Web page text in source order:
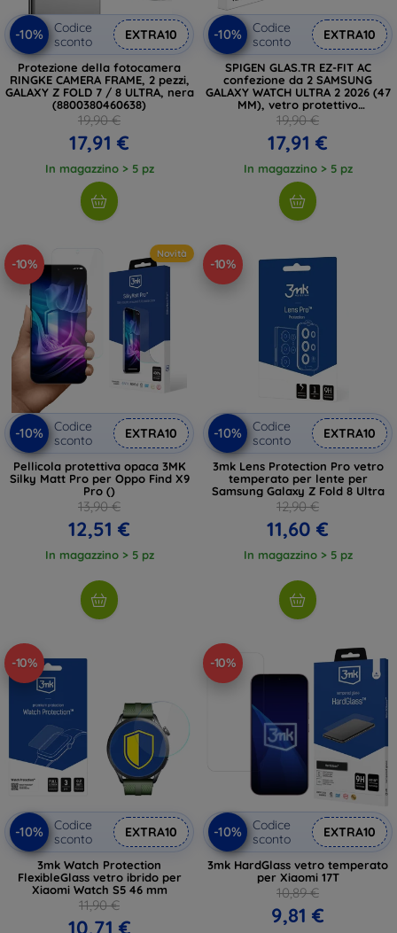
-10%
Codice
sconto
EXTRA10
Protezione della fotocamera
RINGKE CAMERA FRAME, 2 pezzi,
GALAXY Z FOLD 7 / 8 ULTRA, nera
(8800380460638)
19,90 €
17,91 €
In magazzino > 5 pz
-10%
Codice
sconto
EXTRA10
SPIGEN GLAS.TR EZ-FIT AC
confezione da 2 SAMSUNG
GALAXY WATCH ULTRA 2 2026 (47
MM), vetro protettivo
trasparente
19,90 €
17,91 €
In magazzino > 5 pz
-10%
Novità
-10%
Codice
sconto
EXTRA10
Pellicola protettiva opaca 3MK
Silky Matt Pro per Oppo Find X9
Pro ()
13,90 €
12,51 €
In magazzino > 5 pz
-10%
-10%
Codice
sconto
EXTRA10
3mk Lens Protection Pro vetro
temperato per lente per
Samsung Galaxy Z Fold 8 Ultra
12,90 €
11,60 €
In magazzino > 5 pz
-10%
-10%
Codice
sconto
EXTRA10
3mk Watch Protection
FlexibleGlass vetro ibrido per
Xiaomi Watch S5 46 mm
11,90 €
10,71 €
-10%
-10%
Codice
sconto
EXTRA10
3mk HardGlass vetro temperato
per Xiaomi 17T
10,89 €
9,81 €